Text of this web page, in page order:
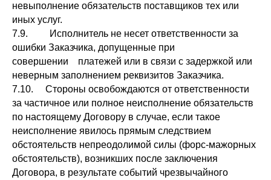
невыполнение обязательств поставщиков тех или
иных услуг.
7.9. Исполнитель не несет ответственности за
ошибки Заказчика, допущенные при
совершении платежей или в связи с задержкой или
неверным заполнением реквизитов Заказчика.
7.10. Стороны освобождаются от ответственности
за частичное или полное неисполнение обязательств
по настоящему Договору в случае, если такое
неисполнение явилось прямым следствием
обстоятельств непреодолимой силы (форс-мажорных
обстоятельств), возникших после заключения
Договора, в результате событий чрезвычайного